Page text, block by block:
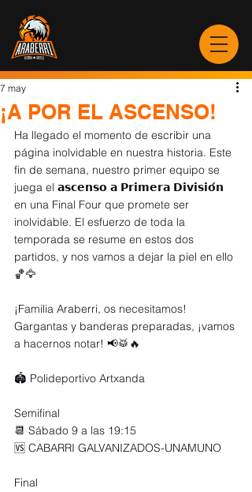
¡A POR EL ASCENSO!
7 may
Ha llegado el momento de escribir una
página inolvidable en nuestra historia. Este
fin de semana, nuestro primer equipo se
juega el 𝗮𝘀𝗰𝗲𝗻𝘀𝗼 𝗮 𝗣𝗿𝗶𝗺𝗲𝗿𝗮 𝗗𝗶𝘃𝗶𝘀𝗶𝗼́𝗻
en una Final Four que promete ser
inolvidable. El esfuerzo de toda la
temporada se resume en estos dos
partidos, y nos vamos a dejar la piel en ello
🏀🦅
¡Familia Araberri, os necesitamos!
Gargantas y banderas preparadas, ¡vamos
a hacernos notar! 📢🥁🔥
🏟️ Polideportivo Artxanda
Semifinal
📆 Sábado 9 a las 19:15
🆚 CABARRI GALVANIZADOS-UNAMUNO
Final